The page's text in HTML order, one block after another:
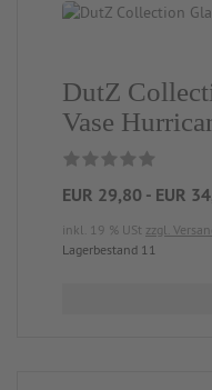
DutZ
Vase
EUR 29,80 - EUR
inkl. 19 % USt zzgl.
Lagerbestand 11